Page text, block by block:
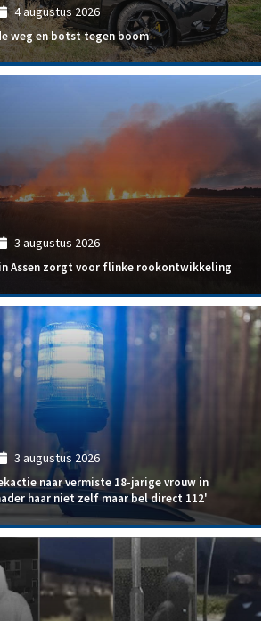
4 augustus 2026
weg en botst tegen boom
3 augustus 2026
Assen zorgt voor flinke rookontwikkeling
3 augustus 2026
naar vermiste 18-jarige vrouw in
haar niet zelf maar bel direct 112'